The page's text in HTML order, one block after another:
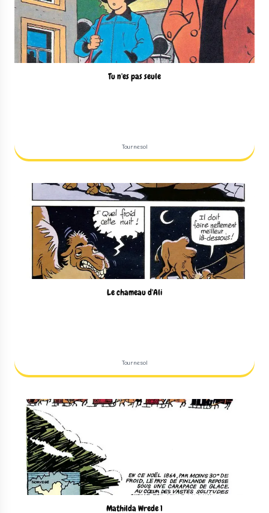
Tu n'es pas seule
Tournesol
Le chameau d'Ali
Tournesol
Mathilda Wrede 1